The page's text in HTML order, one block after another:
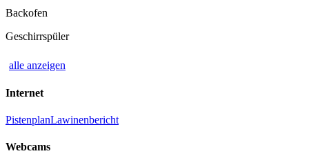
Backofen
Geschirrspüler
alle anzeigen
Internet
PistenplanLawinenbericht
Webcams